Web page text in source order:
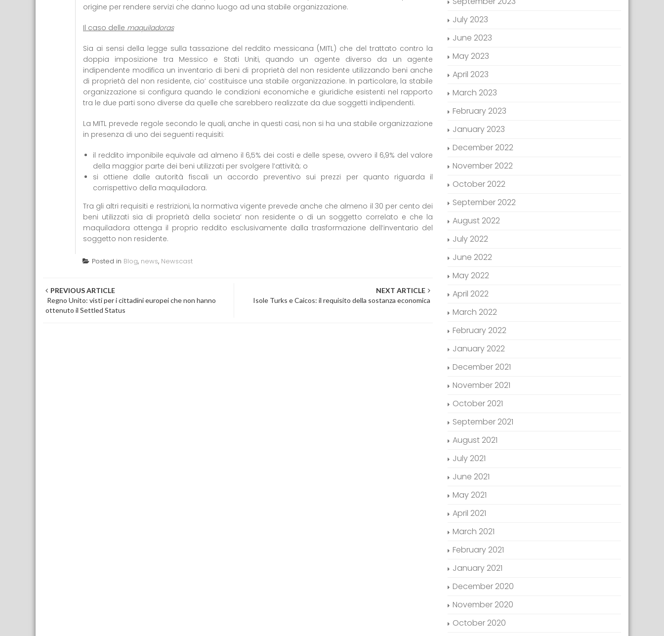
origine per rendere servizi che danno luogo ad una stabile organizzazione.
Il caso delle maquiladoras
Sia ai sensi della legge sulla tassazione del reddito messicana (MITL) che del trattato contro la
doppia imposizione tra Messico e Stati Uniti, quando un agente diverso da un agente
indipendente modifica un inventario di beni di proprietà del non residente utilizzando beni anche
di proprietà del non residente, cio’ costituisce una stabile organizzazione. In particolare, la stabile
organizzazione si configura quando le condizioni economiche e giuridiche esistenti nel rapporto
tra le due parti sono diverse da quelle che sarebbero realizzate da due soggetti indipendenti.
La MITL prevede regole secondo le quali, anche in questi casi, non si ha una stabile organizzazione
in presenza di uno dei seguenti requisiti:
il reddito imponibile equivale ad almeno il 6,5% dei costi e delle spese, ovvero il 6,9% del valore
della maggior parte dei beni utilizzati per svolgere l’attività; o
si ottiene dalle autorità fiscali un accordo preventivo sui prezzi per quanto riguarda il
corrispettivo della maquiladora.
Tra gli altri requisiti e restrizioni, la normativa vigente prevede anche che almeno il 30 per cento dei
beni utilizzati sia di proprietà della societa’ non residente o di un soggetto correlato e che la
maquiladora ottenga il proprio reddito esclusivamente dalla trasformazione dell’inventario del
soggetto non residente.
Posted in Blog, news, Newscast
Post navigation
PREVIOUS ARTICLE
Regno Unito: visti per i cittadini europei che non hanno
ottenuto il Settled Status
NEXT ARTICLE
Isole Turks e Caicos: il requisito della sostanza economica
July 2023
June 2023
May 2023
April 2023
March 2023
February 2023
January 2023
December 2022
November 2022
October 2022
September 2022
August 2022
July 2022
June 2022
May 2022
April 2022
March 2022
February 2022
January 2022
December 2021
November 2021
October 2021
September 2021
August 2021
July 2021
June 2021
May 2021
April 2021
March 2021
February 2021
January 2021
December 2020
November 2020
October 2020